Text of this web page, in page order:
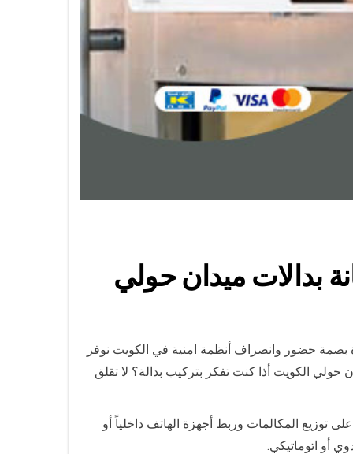
بصمة حضور وانصراف أنظمة امنية في الكويت نوفر
حولي الكويت أذا كنت تفكر بتركيب بدالة؟ لا تقلق
توزيع المكالمات وربط أجهزة الهاتف داخلياً أو
أو اتوماتيكي.